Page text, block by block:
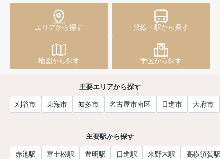
エリアから探す 沿線・駅から探す
地図から探す 学区から探す
主要エリアから探す
刈谷市 東海市 知多市 名古屋市南区 日進市 大府市
主要駅から探す
赤池駅 富士松駅 豊明駅 日進駅 米野木駅 高横須賀駅